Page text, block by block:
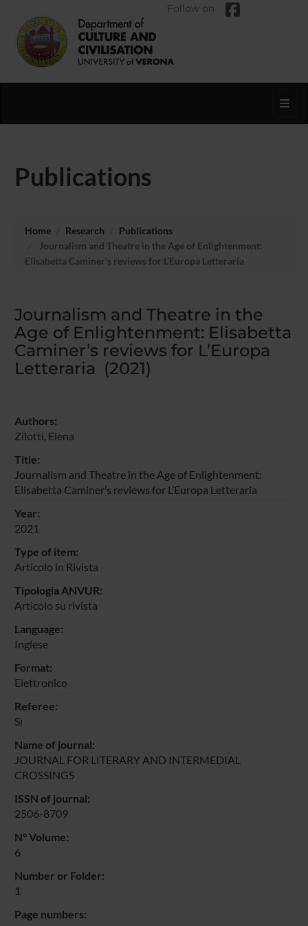
Follow on
Publications
Home Research
Publications
Journalism and Theatre in the Age of Enlightenment:
Elisabetta Caminer’s reviews for L’Europa Letteraria
Journalism and Theatre in the
Age of Enlightenment: Elisabetta
Caminer’s reviews for L’Europa
Letteraria (2021)
Authors:
Zilotti, Elena
Title:
Journalism and Theatre in the Age of Enlightenment:
Elisabetta Caminer’s reviews for L’Europa Letteraria
Year:
2021
Type of item:
Articolo in Rivista
Tipologia ANVUR:
Articolo su rivista
Language:
Inglese
Format:
Elettronico
Referee:
Sì
Name of journal:
JOURNAL FOR LITERARY AND INTERMEDIAL
CROSSINGS
ISSN of journal:
2506-8709
N° Volume:
6
Number or Folder:
1
Page numbers: